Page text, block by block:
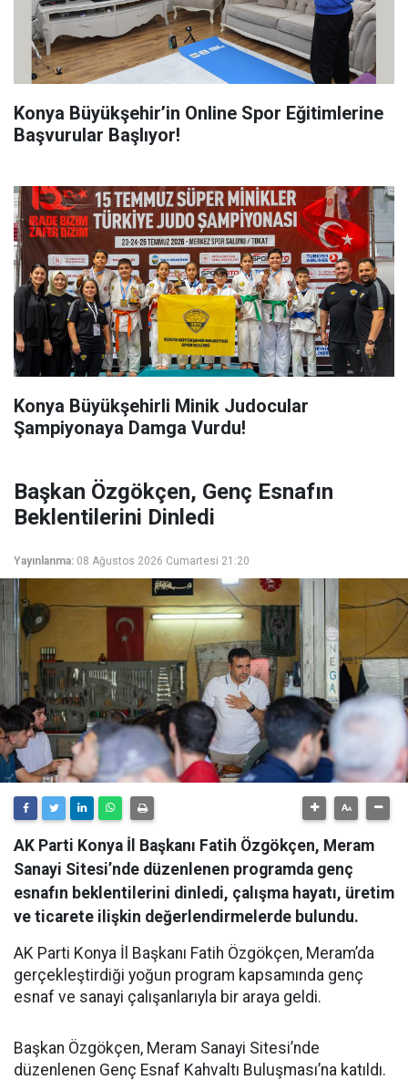
Konya Büyükşehir’in Online Spor Eğitimlerine
Başvurular Başlıyor!
Konya Büyükşehirli Minik Judocular
Şampiyonaya Damga Vurdu!
Başkan Özgökçen, Genç Esnafın
Beklentilerini Dinledi
Yayınlanma: 08 Ağustos 2026 Cumartesi 21:20
AK Parti Konya İl Başkanı Fatih Özgökçen, Meram
Sanayi Sitesi’nde düzenlenen programda genç
esnafın beklentilerini dinledi, çalışma hayatı, üretim
ve ticarete ilişkin değerlendirmelerde bulundu.
AK Parti Konya İl Başkanı Fatih Özgökçen, Meram’da
gerçekleştirdiği yoğun program kapsamında genç
esnaf ve sanayi çalışanlarıyla bir araya geldi.
Başkan Özgökçen, Meram Sanayi Sitesi’nde
düzenlenen Genç Esnaf Kahvaltı Buluşması’na katıldı.